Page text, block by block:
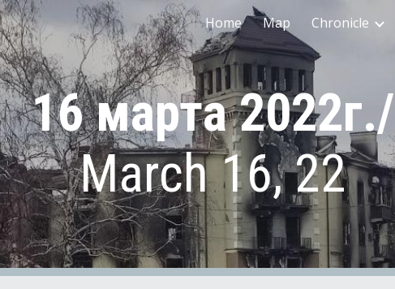
Skip to main content Skip to
Home Map Chronicle
16марта 2022г./
March16, 22